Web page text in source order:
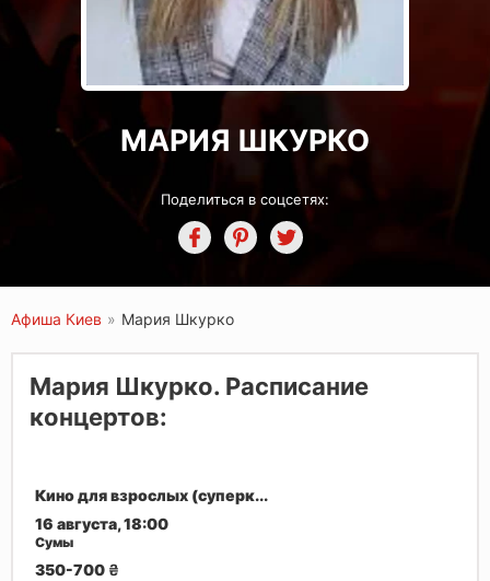
МАРИЯ ШКУРКО
Поделиться в соцсетях:
Афиша Киев » Мария Шкурко
Мария Шкурко. Расписание
концертов:
Кино для взрослых (суперк...
16 августа, 18:00
Сумы
350-700 ₴